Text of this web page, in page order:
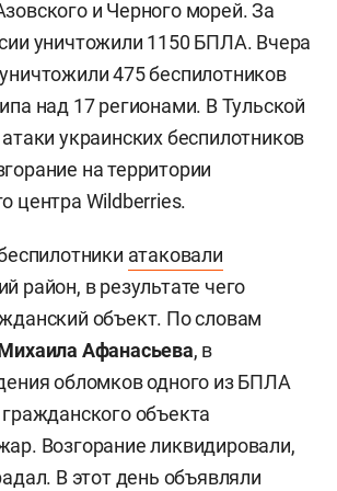
и Черного морей. За
уничтожили 1150 БПЛА. Вчера
475 беспилотников
над 17 регионами. В Тульской
украинских беспилотников
на территории
центра Wildberries.
атаковали
район, в результате чего
объект. По словам
Афанасьева, в
обломков одного из БПЛА
объекта
Возгорание ликвидировали,
В этот день объявляли